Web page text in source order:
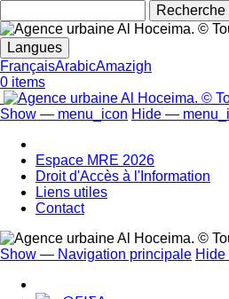
Langues
FrançaisArabicAmazigh
0 items
Show — menu_icon Hide —
Espace MRE 2026
Droit d'Accès à l'Information
Liens utiles
Contact
Show — Navigation principale